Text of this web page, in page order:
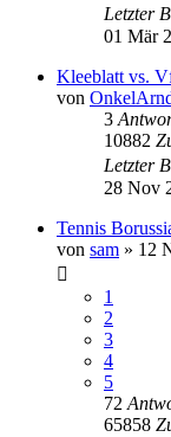
Letzter
01 Mär
Kleeblatt vs.
von
3
10882
Letzter
28 Nov
Tennis
von sam » 12
1
2
3
4
5
72
65858